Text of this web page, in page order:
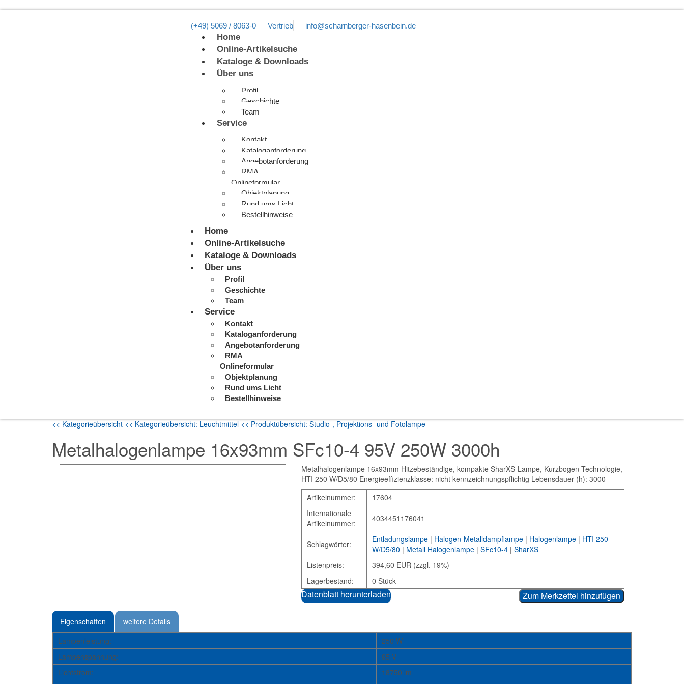
(+49) 5069 / 8063-0 Vertrieb info@scharnberger-hasenbein.de
Home
Online-Artikelsuche
Kataloge & Downloads
Über uns
Profil
Geschichte
Team
Service
Kontakt
Kataloganforderung
Angebotanforderung
RMA
Onlineformular
Objektplanung
Rund ums Licht
Bestellhinweise
Home
Online-Artikelsuche
Kataloge & Downloads
Über uns
Profil
Geschichte
Team
Service
Kontakt
Kataloganforderung
Angebotanforderung
RMA
Onlineformular
Objektplanung
Rund ums Licht
Bestellhinweise
<< Kategorieübersicht << Kategorieübersicht: Leuchtmittel << Produktübersicht: Studio-, Projektions- und Fotolampe
Metalhalogenlampe 16x93mm SFc10-4 95V 250W 3000h
Metalhalogenlampe 16x93mm Hitzebeständige, kompakte SharXS-Lampe, Kurzbogen-Technologie,
HTI 250 W/D5/80 Energieeffizienzklasse: nicht kennzeichnungspflichtig Lebensdauer (h): 3000
Artikelnummer:
17604
Internationale
Artikelnummer:
4034451176041
Schlagwörter: Entladungslampe | Halogen-Metalldampflampe | Halogenlampe | HTI 250
W/D5/80 | Metall Halogenlampe | SFc10-4 | SharXS
Listenpreis:
394,60 EUR (zzgl. 19%)
Lagerbestand:
0 Stück
Datenblatt herunterladen Zum Merkzettel hinzufügen
Eigenschaften
weitere Details
Lampenleistung:
250 W
Lampenspannung:
95 V
Lichtstrom:
18750 lm